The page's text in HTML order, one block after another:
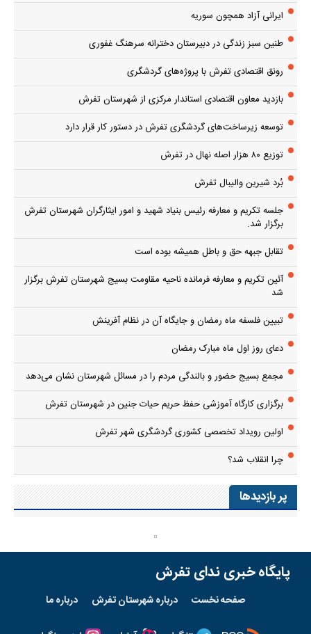
ایرانی آزاد همچون سوریه
طنین سبز زندگی در دبیرستان دخترانه سرهنگ غفوری
رونق اقتصادی تفرش با پروژه‌های گردشگری
بازدید معاون اقتصادی استاندار مرکزی از شهرستان تفرش
توسعه زیرساخت‌های گردشگری تفرش در دستور کار قرار دارد
توزیع ۸۰ هزار اصله نهال در تفرش
بُرد شیرین والیبال تفرش
جلسه تکریم و معارفه رئیس بنیاد شهید و امور ایثارگران شهرستان تفرش
برگزار شد.
تقابل جبهه حق و باطل همیشه بوده است
آئین تکریم و معارفه فرمانده ناحیه مقاومت بسیج شهرستان تفرش برگزار
شد
تبیین فلسفه ماه رمضان و جایگاه آن در نظام آفرینش
دعای روز اول ماه مبارک رمضان
مجمع بسیج حضور و بالندگی مردم را در مسائل شهرستان نشان می‌دهد
برگزاری کارگاه آموزشی حفظ حریم حیات جنین در شهرستان تفرش
اولین رویداد تخصصی کشوری گردشگری شهر تفرش
چرا انقلاب شد؟
پر بازدیدها
پایگاه خبری ندای تفرش
صفحه نخست درباره شهرستان تفرش درباره ما